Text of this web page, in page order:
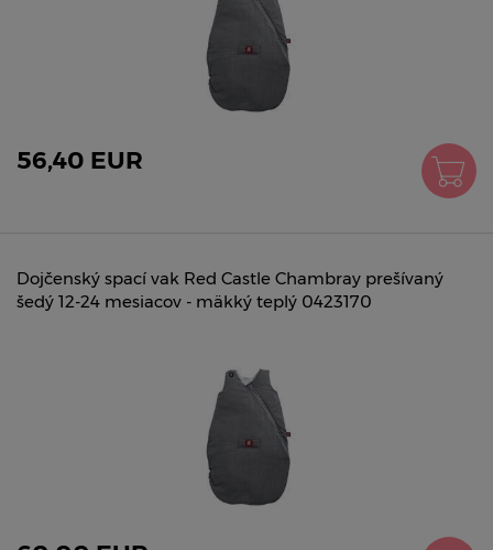
56,40 EUR
Dojčenský spací vak Red Castle Chambray prešívaný
šedý 12-24 mesiacov - mäkký teplý 0423170